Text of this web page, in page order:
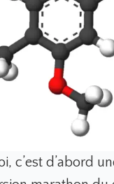
c’est d’abord